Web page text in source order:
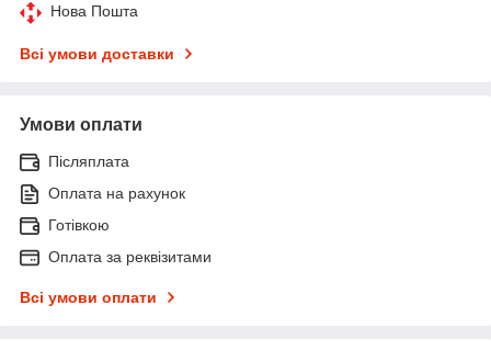
Нова Пошта
Всі умови доставки
Умови оплати
Післяплата
Оплата на рахунок
Готівкою
Оплата за реквізитами
Всі умови оплати